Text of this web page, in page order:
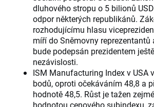
dluhového stropu o 5 bilionů
odpor některých republikánů.
rozhodujícímu hlasu
míří do Sněmovny reprezentantů
bude podepsán prezidentem
nezávislosti.
ISM Manufacturing Index v USA
bodů, oproti očekáváním 48,8 a
hodnotě 48,5. Růst je tažen
hodnotou cenového subindexu,